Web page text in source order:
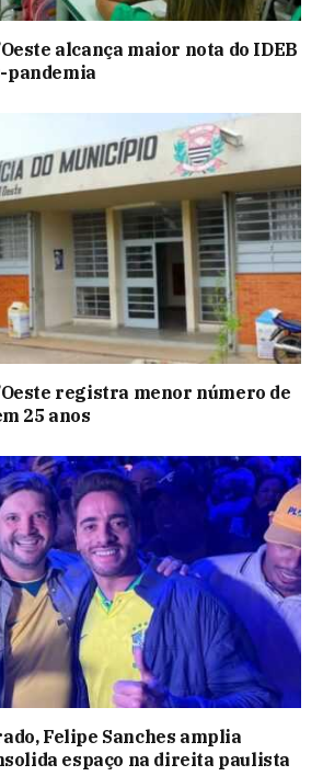
alcança maior nota do IDEB
pandemia
registra menor número de
25 anos
Felipe Sanches amplia
espaço na direita paulista